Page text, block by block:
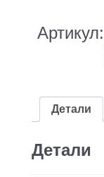
(2.0)
20W
Артикул:
Детали
Детали